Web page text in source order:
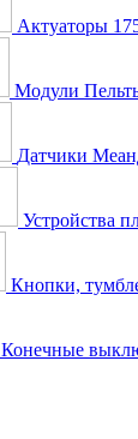
Актуаторы
Модули
Датчики
Устройства
Кнопки,
Конечные